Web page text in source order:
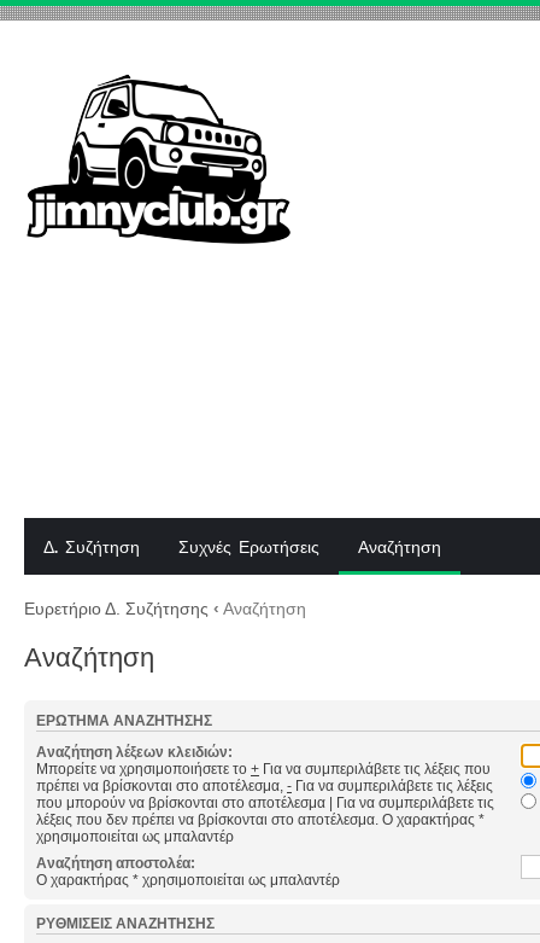
Δ. Συζήτηση Συχνές Ερωτήσεις Αναζήτηση
Ευρετήριο Δ. Συζήτησης ‹ Αναζήτηση
Αναζήτηση
ΕΡΏΤΗΜΑ ΑΝΑΖΉΤΗΣΗΣ
Αναζήτηση λέξεων κλειδιών:
Μπορείτε να χρησιμοποιήσετε το + Για να συμπεριλάβετε τις λέξεις που
πρέπει να βρίσκονται στο αποτέλεσμα, - Για να συμπεριλάβετε τις λέξεις
που μπορούν να βρίσκονται στο αποτέλεσμα | Για να συμπεριλάβετε τις
λέξεις που δεν πρέπει να βρίσκονται στο αποτέλεσμα. Ο χαρακτήρας *
χρησιμοποιείται ως μπαλαντέρ
Αναζήτηση αποστολέα:
Ο χαρακτήρας * χρησιμοποιείται ως μπαλαντέρ
ΡΥΘΜΊΣΕΙΣ ΑΝΑΖΉΤΗΣΗΣ